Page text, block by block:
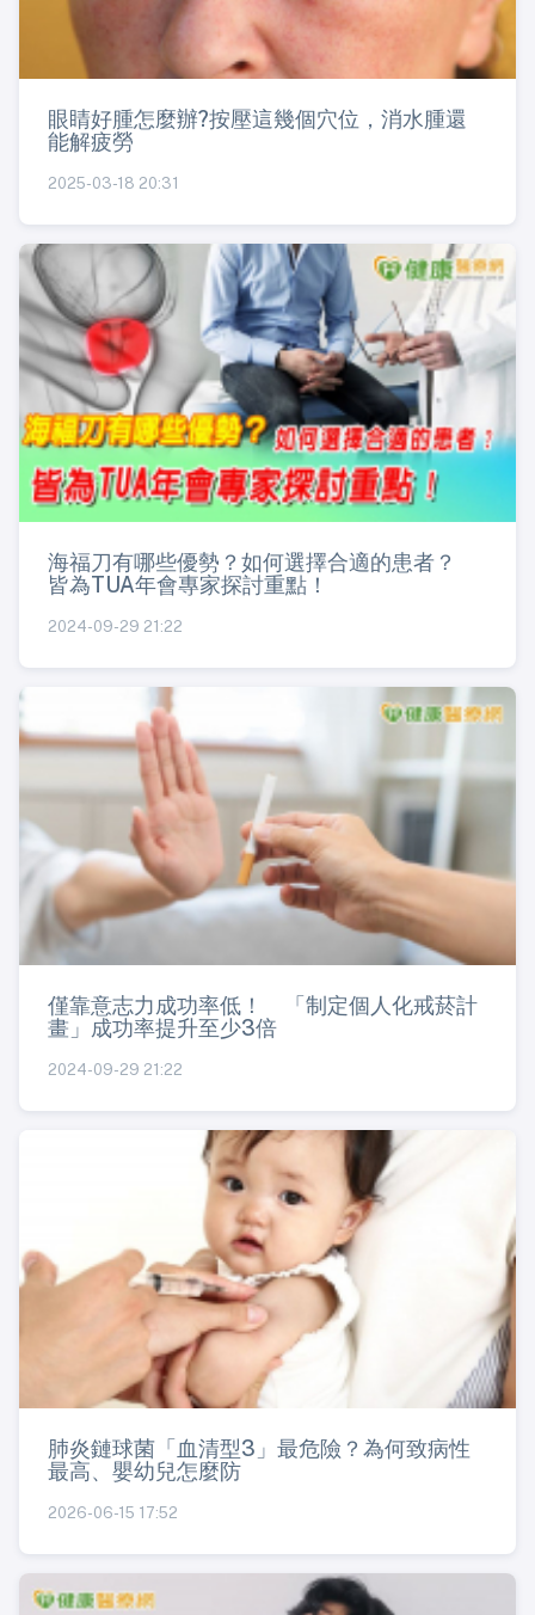
眼睛好腫怎麼辦?按壓這幾個穴位，消水腫還
能解疲勞
2025-03-18 20:31
海福刀有哪些優勢？如何選擇合適的患者？
皆為TUA年會專家探討重點！
2024-09-29 21:22
僅靠意志力成功率低！ 「制定個人化戒菸計
畫」成功率提升至少3倍
2024-09-29 21:22
肺炎鏈球菌「血清型3」最危險？為何致病性
最高、嬰幼兒怎麼防
2026-06-15 17:52